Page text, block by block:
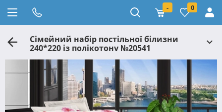
- 0
Сімейний набір постільної білизни
240*220 із полікотону №20541
Черешенька™